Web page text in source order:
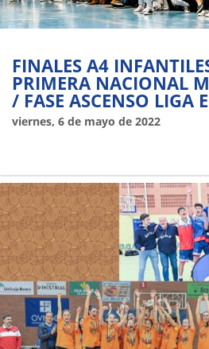
FINALES A4
PRIMERA NACIONAL
/ FASE ASCENSO LIGA
viernes, 6 de mayo de 2022